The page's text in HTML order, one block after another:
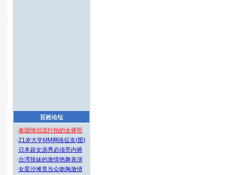
百姓论坛
·泰国情侣流行拍的全裸照
·21岁大学MM网络征友(图)
· 日本超女选秀必须亮内裤
·台湾辣妹的激情艳舞表演
·女星沙滩竟当众吻胸激情